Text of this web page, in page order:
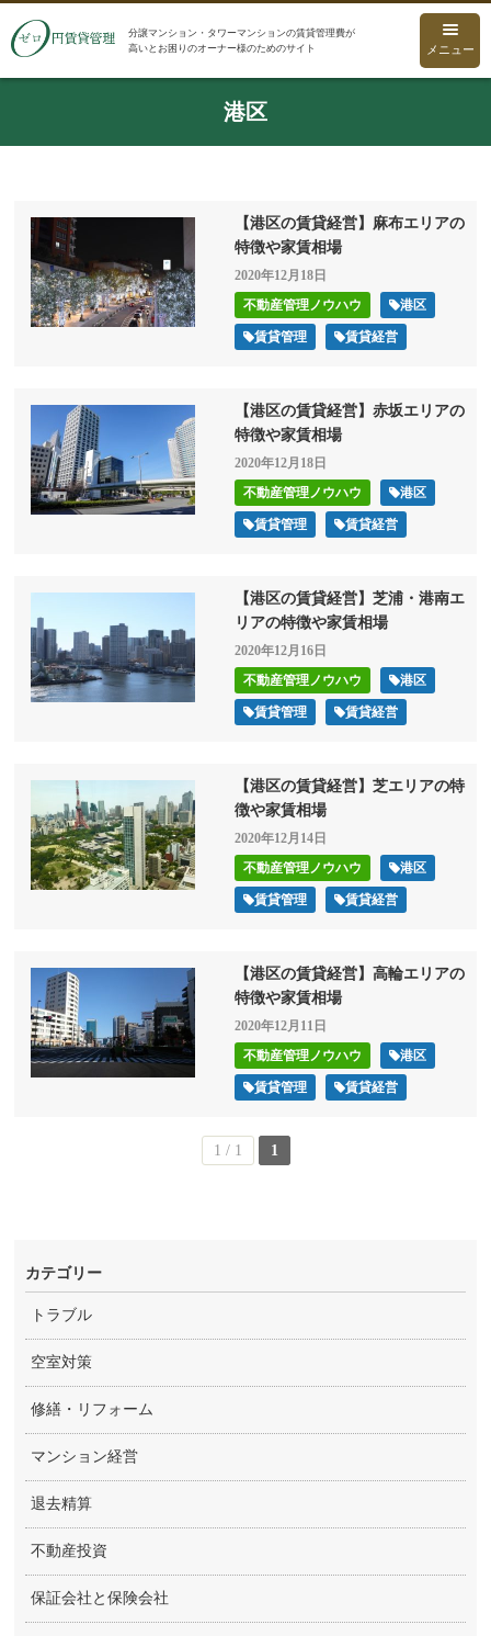
メニュー
分譲マンション・タワーマンションの賃貸管理費が
高いとお困りのオーナー様のためのサイト
港区
【港区の賃貸経営】麻布エリアの
特徴や家賃相場
2020年12月18日
不動産管理ノウハウ
港区
賃貸管理 賃貸経営
【港区の賃貸経営】赤坂エリアの
特徴や家賃相場
2020年12月18日
不動産管理ノウハウ
港区
賃貸管理 賃貸経営
【港区の賃貸経営】芝浦・港南エ
リアの特徴や家賃相場
2020年12月16日
不動産管理ノウハウ
港区
賃貸管理 賃貸経営
【港区の賃貸経営】芝エリアの特
徴や家賃相場
2020年12月14日
不動産管理ノウハウ
港区
賃貸管理 賃貸経営
【港区の賃貸経営】高輪エリアの
特徴や家賃相場
2020年12月11日
不動産管理ノウハウ
港区
賃貸管理 賃貸経営
1 / 1 1
カテゴリー
トラブル
空室対策
修繕・リフォーム
マンション経営
退去精算
不動産投資
保証会社と保険会社